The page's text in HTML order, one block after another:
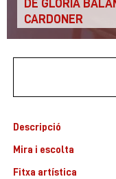
DE GLÒRIA
CARDONER
Descripció
Mira i escolta
Fitxa artística